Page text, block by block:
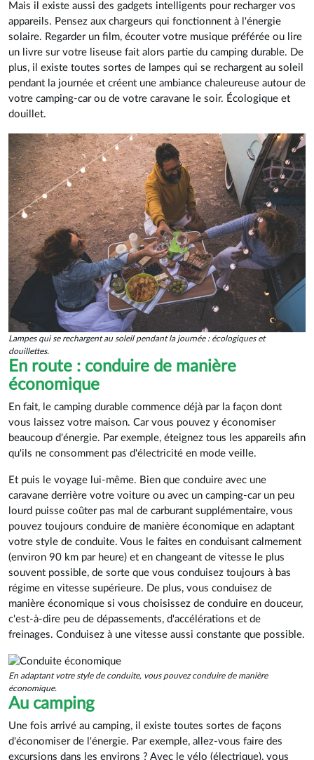
Mais il existe aussi des gadgets intelligents pour recharger vos
appareils. Pensez aux chargeurs qui fonctionnent à l'énergie
solaire. Regarder un film, écouter votre musique préférée ou lire
un livre sur votre liseuse fait alors partie du camping durable. De
plus, il existe toutes sortes de lampes qui se rechargent au soleil
pendant la journée et créent une ambiance chaleureuse autour de
votre camping-car ou de votre caravane le soir. Écologique et
douillet.
Lampes qui se rechargent au soleil pendant la journée : écologiques et
douillettes.
En route : conduire de manière
économique
En fait, le camping durable commence déjà par la façon dont
vous laissez votre maison. Car vous pouvez y économiser
beaucoup d'énergie. Par exemple, éteignez tous les appareils afin
qu'ils ne consomment pas d'électricité en mode veille.
Et puis le voyage lui-même. Bien que conduire avec une
caravane derrière votre voiture ou avec un camping-car un peu
lourd puisse coûter pas mal de carburant supplémentaire, vous
pouvez toujours conduire de manière économique en adaptant
votre style de conduite. Vous le faites en conduisant calmement
(environ 90 km par heure) et en changeant de vitesse le plus
souvent possible, de sorte que vous conduisez toujours à bas
régime en vitesse supérieure. De plus, vous conduisez de
manière économique si vous choisissez de conduire en douceur,
c'est-à-dire peu de dépassements, d'accélérations et de
freinages. Conduisez à une vitesse aussi constante que possible.
En adaptant votre style de conduite, vous pouvez conduire de manière
économique.
Au camping
Une fois arrivé au camping, il existe toutes sortes de façons
d'économiser de l'énergie. Par exemple, allez-vous faire des
excursions dans les environs ? Avec le vélo (électrique), vous